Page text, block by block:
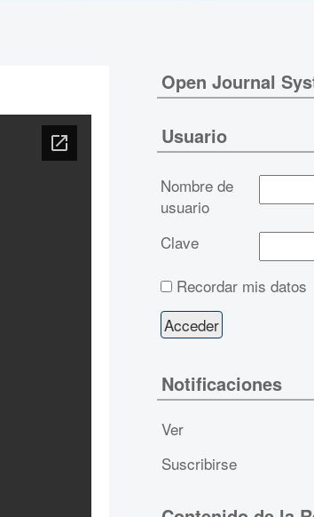
Open Journal
Usuario
Nombre de
usuario
Clave
Recordar mis datos
Notificaciones
Ver
Suscribirse